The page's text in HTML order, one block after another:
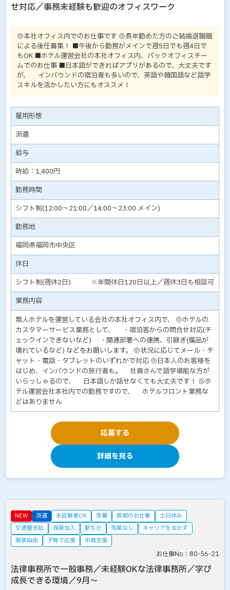
せ対応／事務未経験も歓迎のオフィスワーク
◎本社オフィス内でのお仕事です ◎長年勤めた方のご結婚退職職
による後任募集！ ■午後から勤務がメインで週5日でも週4日で
もOK ■ホテル運営会社の本社オフィス内、バックオフィスチー
ムでのお仕事 ■日本語ができればアプリがあるので、大丈夫です
が、 インバウンドの宿泊者も多いので、英語や韓国語など語学
スキルを活かしたい方にもオススメ！
雇用形態
派遣
給与
時給：1,400円
勤務時間
シフト制(12:00～21:00／14:00～23:00 メイン)
勤務地
福岡県福岡市中央区
休日
シフト制(週休2日) ※年間休日120日以上／週休3日も相談可
業務内容
無人ホテルを運営している会社の本社オフィス内で、 ◎ホテルの
カスタマーサービス業務として、 ・宿泊客からの問合せ対応(チ
ェックインできないなど) ・関連部署への連携、引継ぎ(備品が
壊れているなど) などをお願いします。 ◎状況に応じてメール・チ
ャット・電話・タブレットのいずれかで対応 ◎日本人のお客様を
はじめ、インバウンドの旅行者も。 社員さんで語学堪能な方が
いらっしゃるので、 日本語しか話せなくても大丈夫です！ ◎ホ
テル運営会社本社内での勤務ですので、 ホテルフロント業務な
どはありません
応募する
詳細を見る
NEW 派遣 未経験者OK 急募 長期のお仕事
土日休み
交通費支給
保険加入 駅ちか 残業なし
キャリアを生かす
服装自由
子育て応援 中高支援
お仕事No：80-56-21
法律事務所で一般事務／未経験OKな法律事務所／学び
成長できる環境／9月～